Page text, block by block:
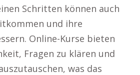
Schritten können auch
und ihre
Online-Kurse bieten
Fragen zu klären und
was das